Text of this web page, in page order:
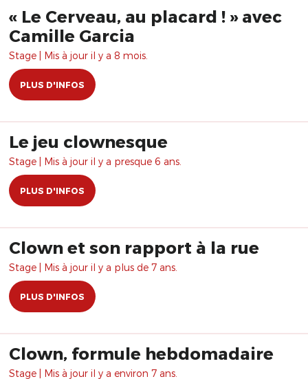
« Le Cerveau, au placard ! » avec
Camille Garcia
Stage | Mis à jour il y a 8 mois.
PLUS D'INFOS
Le jeu clownesque
Stage | Mis à jour il y a presque 6 ans.
PLUS D'INFOS
Clown et son rapport à la rue
Stage | Mis à jour il y a plus de 7 ans.
PLUS D'INFOS
Clown, formule hebdomadaire
Stage | Mis à jour il y a environ 7 ans.